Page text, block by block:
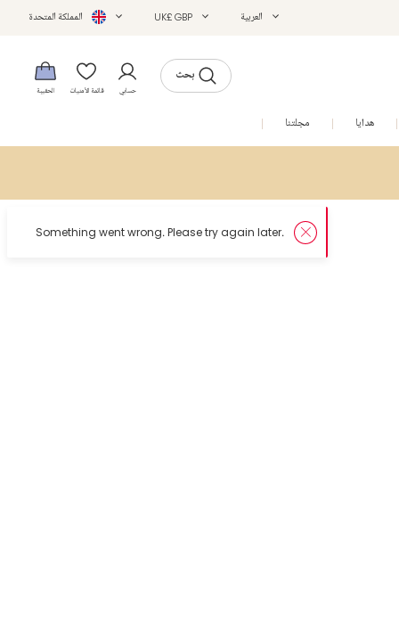
العربية UK£ GBP المملكة المتحدة
بحث
حسابي قائمة الأمنيات الحقيبة
هدايا مجلتنا